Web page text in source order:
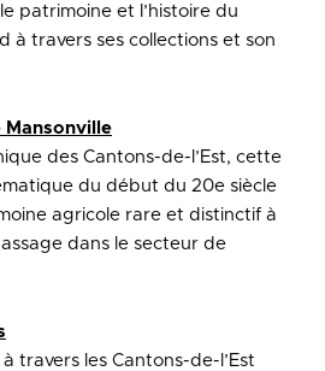
patrimoine et l’histoire du
à travers ses collections et son
Mansonville
des Cantons-de-l’Est, cette
du début du 20e siècle
agricole rare et distinctif à
dans le secteur de
travers les Cantons-de-l’Est